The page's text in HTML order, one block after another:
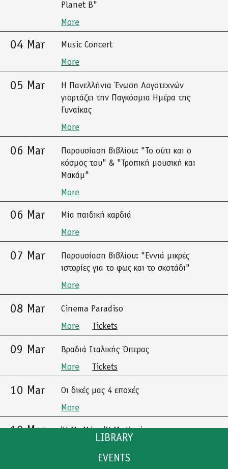
LIBRARY
CATALOGUE
EVENTS
Planet B"
More
04 Mar
Music Concert
More
05 Mar
Η Πανελλήνια Ένωση Λογοτεχνών
γιορτάζει την Παγκόσμια Ημέρα της
Γυναίκας
More
06 Mar
Παρουσίαση βιβλίου: "Το ούτι και ο
κόσμος του" & "Τροπική μουσική και
Μακάμ"
More
06 Mar
Μία παιδική καρδιά
More
07 Mar
Παρουσίαση βιβλίου: "Εννιά μικρές
ιστορίες για το φως και το σκοτάδι"
More
08 Mar
Cinema Paradiso
More
Tickets
09 Mar
Βραδιά Ιταλικής Όπερας
More
Tickets
10 Mar
Οι δικές μας 4 εποχές
More
10 Mar
'Η Με Μένα 'Η Με Καμία